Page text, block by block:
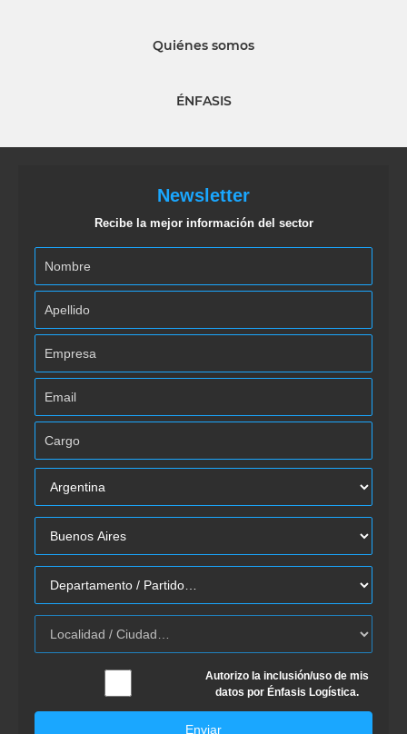
Quiénes somos
ÉNFASIS
Newsletter
Recibe la mejor información del sector
Autorizo la inclusión/uso de mis
datos por Énfasis Logística.
Enviar